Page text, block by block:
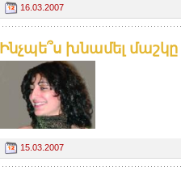
16.03.2007
Ինչպե՞ս խնամել
15.03.2007